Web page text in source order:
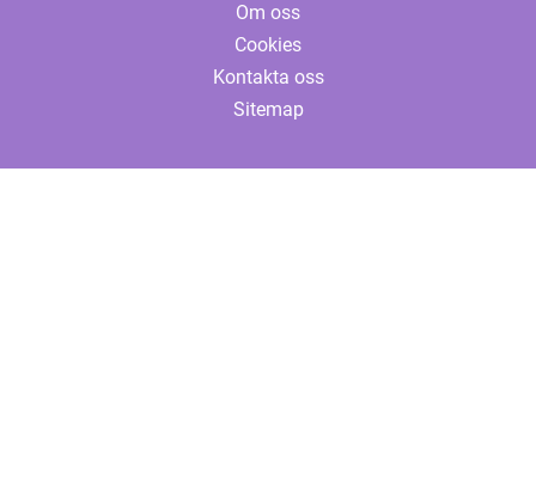
Om oss
Cookies
Kontakta oss
Sitemap